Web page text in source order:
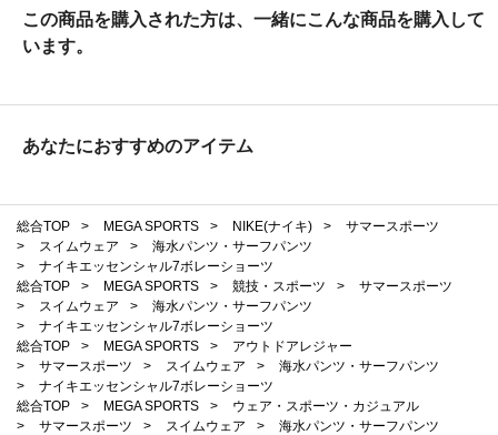
この商品を購入された方は、一緒にこんな商品を購入して
います。
あなたにおすすめのアイテム
総合TOP > MEGA SPORTS > NIKE(ナイキ) >
サマースポーツ
>
スイムウェア >
海水パンツ・サーフパンツ
>
ナイキエッセンシャル7ボレーショーツ
総合TOP
> MEGA SPORTS > 競技・スポーツ >
サマースポーツ
>
スイムウェア >
海水パンツ・サーフパンツ
>
ナイキエッセンシャル7ボレーショーツ
総合TOP
> MEGA SPORTS >
アウトドアレジャー
>
サマースポーツ > スイムウェア >
海水パンツ・サーフパンツ
>
ナイキエッセンシャル7ボレーショーツ
総合TOP
> MEGA SPORTS >
ウェア・スポーツ・カジュアル
>
サマースポーツ > スイムウェア >
海水パンツ・サーフパンツ